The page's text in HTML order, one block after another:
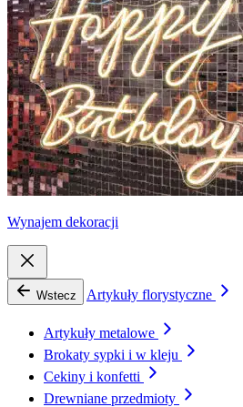
Wynajem dekoracji
Wstecz Artykuły florystyczne
Artykuły metalowe
Brokaty sypki i w kleju
Cekiny i konfetti
Drewniane przedmioty